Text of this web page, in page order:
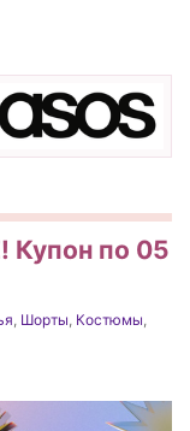
Купон по 05
, Шорты, Костюмы,